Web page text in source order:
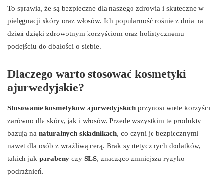
To sprawia, że są bezpieczne dla naszego zdrowia i skuteczne w
pielęgnacji skóry oraz włosów. Ich popularność rośnie z dnia na
dzień dzięki zdrowotnym korzyściom oraz holistycznemu
podejściu do dbałości o siebie.
Dlaczego warto stosować kosmetyki
ajurwedyjskie?
Stosowanie kosmetyków ajurwedyjskich przynosi wiele korzyści
zarówno dla skóry, jak i włosów. Przede wszystkim te produkty
bazują na naturalnych składnikach, co czyni je bezpiecznymi
nawet dla osób z wrażliwą cerą. Brak syntetycznych dodatków,
takich jak parabeny czy SLS, znacząco zmniejsza ryzyko
podrażnień.